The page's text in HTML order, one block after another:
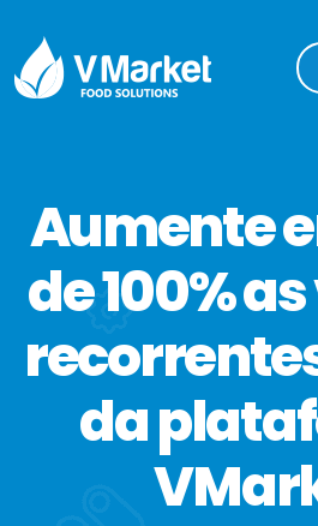
Aumente
de 100%
da